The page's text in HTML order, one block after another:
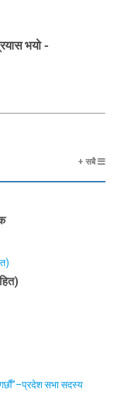
भयो -
+ सबै